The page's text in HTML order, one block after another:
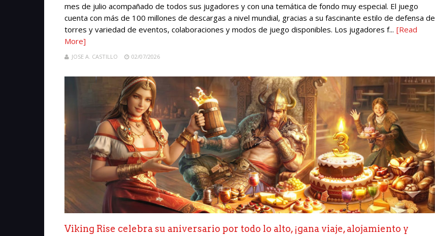
mes de julio acompañado de todos sus jugadores y con una temática de fondo muy especial. El juego
cuenta con más de 100 millones de descargas a nivel mundial, gracias a su fascinante estilo de defensa de
torres y variedad de eventos, colaboraciones y modos de juego disponibles. Los jugadores f... [Read
More]
JOSE A. CASTILLO 02/07/2026
Viking Rise celebra su aniversario por todo lo alto, ¡gana viaje, alojamiento y